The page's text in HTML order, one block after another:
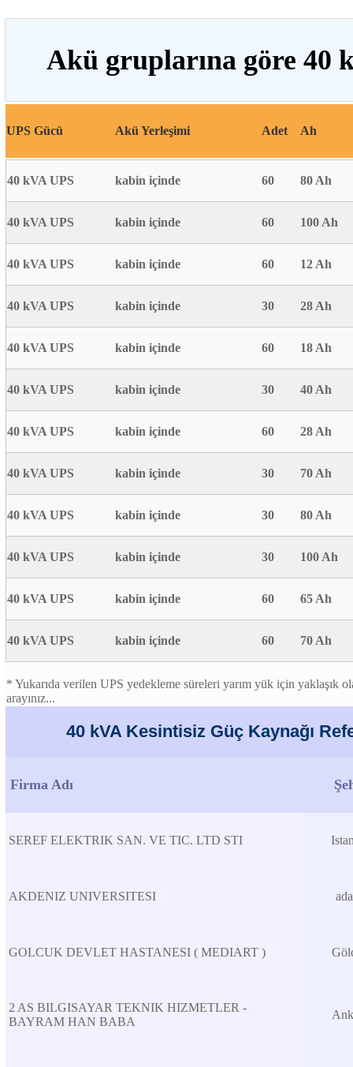
Akü gruplarına göre 40
UPS Gücü Akü Yerleşimi Adet Ah
40 kVA UPS kabin içinde 60 80 Ah
40 kVA UPS kabin içinde 60 100 Ah
40 kVA UPS kabin içinde 60 12 Ah
40 kVA UPS kabin içinde 30 28 Ah
40 kVA UPS kabin içinde 60 18 Ah
40 kVA UPS kabin içinde 30 40 Ah
40 kVA UPS kabin içinde 60 28 Ah
40 kVA UPS kabin içinde 30 70 Ah
40 kVA UPS kabin içinde 30 80 Ah
40 kVA UPS kabin içinde 30 100 Ah
40 kVA UPS kabin içinde 60 65 Ah
40 kVA UPS kabin içinde 60 70 Ah
* Yukarıda verilen UPS yedekleme süreleri yarım yük için yaklaşık
arayınız...
40 kVA Kesintisiz Güç Kaynağı
Firma Adı
SEREF ELEKTRIK SAN. VE TIC. LTD STI
AKDENIZ UNIVERSITESI
GOLCUK DEVLET HASTANESI ( MEDIART )
2 AS BILGISAYAR TEKNIK HIZMETLER -
BAYRAM HAN BABA